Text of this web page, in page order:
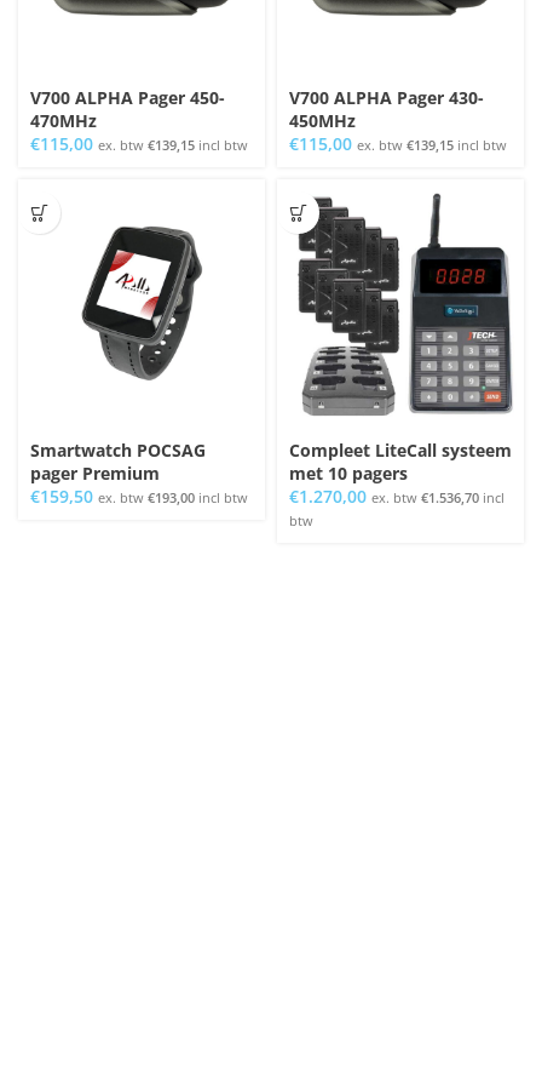
V700 ALPHA Pager 450-
470MHz
€115,00 ex. btw €139,15 incl btw
V700 ALPHA Pager 430-
450MHz
€115,00 ex. btw €139,15 incl btw
Smartwatch POCSAG
pager Premium
€159,50 ex. btw €193,00 incl btw
Compleet LiteCall systeem
met 10 pagers
€1.270,00 ex. btw €1.536,70 incl
btw